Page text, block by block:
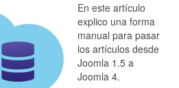
En este artículo
explico una forma
manual para pasar
los artículos desde
Joomla 1.5 a
Joomla 4.